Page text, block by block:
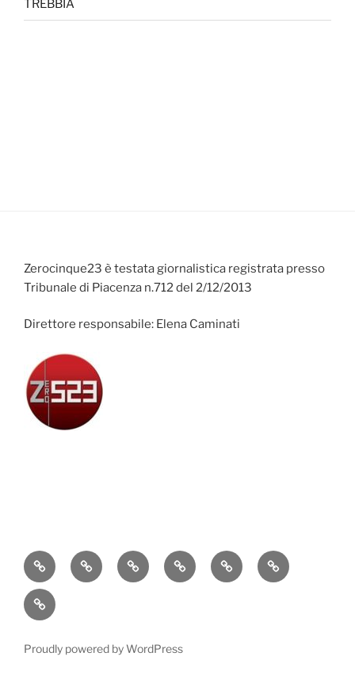
TREBBIA
Zerocinque23 è testata giornalistica registrata presso
Tribunale di Piacenza n.712 del 2/12/2013
Direttore responsabile: Elena Caminati
AttualitàCronacaPolitica EconomiaCultura Sport
Contatti
Proudly powered by WordPress